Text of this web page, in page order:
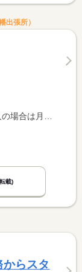
張所）
額を表示しています。
載)
らスタ